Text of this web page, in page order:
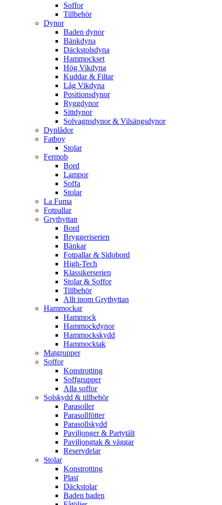
Soffor
Tillbehör
Dynor
Baden dynor
Bänkdyna
Däckstolsdyna
Hammockset
Hög Vikdyna
Kuddar & Filtar
Låg Vikdyna
Positionsdynor
Ryggdynor
Sittdynor
Solvagnsdynor & Vilsängsdynor
Dynlådor
Fatboy
Stolar
Fermob
Bord
Lampor
Soffa
Stolar
La Fuma
Fotpallar
Grythyttan
Bord
Bryggeriserien
Bänkar
Fotpallar & Sidobord
High-Tech
Klassikerserien
Stolar & Soffor
Tillbehör
Allt inom Grythyttan
Hammockar
Hammock
Hammockdynor
Hammockskydd
Hammocktak
Matgrupper
Soffor
Konstrotting
Soffgrupper
Alla soffor
Solskydd & tillbehör
Parasoller
Parasollfötter
Parasollskydd
Paviljonger & Partytält
Paviljongtak & väggar
Reservdelar
Stolar
Konstrotting
Plast
Däckstolar
Baden baden